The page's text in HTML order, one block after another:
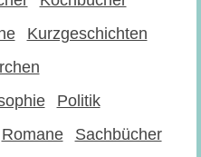
Kurzgeschichten
Politik
Romane
Sachbücher